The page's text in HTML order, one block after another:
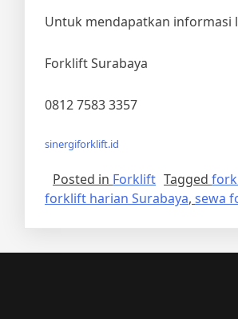
Untuk mendapatkan informasi
Forklift Surabaya
0812 7583 3357
sinergiforklift.id
Posted in Forklift Tagged
forklift harian Surabaya, sewa